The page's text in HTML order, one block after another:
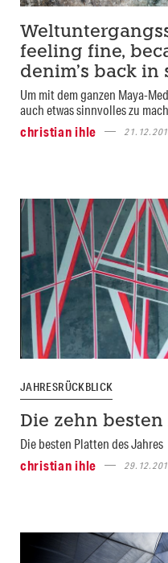
feeling fine,
denim’s back in
Um mit dem ganzen Maya-
auch etwas sinnvolles zu
christian ihle
JAHRESRÜCKBLICK
Die zehn besten
Die besten Platten des Jahres
christian ihle